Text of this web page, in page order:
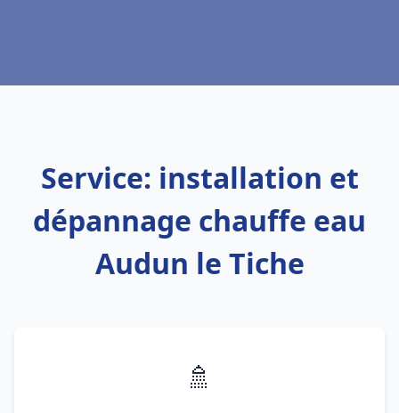
Service: installation et
dépannage chauffe eau
Audun le Tiche
🚿